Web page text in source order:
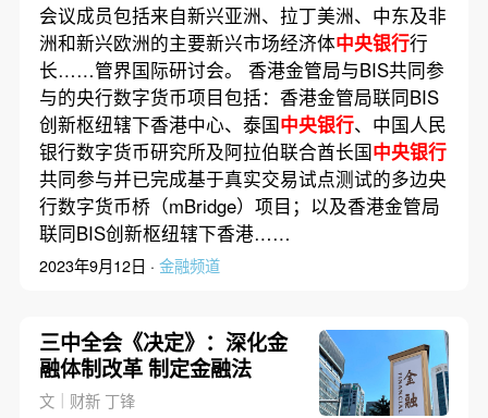
会议成员包括来自新兴亚洲、拉丁美洲、中东及非
洲和新兴欧洲的主要新兴市场经济体中央银行行
长……管界国际研讨会。 香港金管局与BIS共同参
与的央行数字货币项目包括：香港金管局联同BIS
创新枢纽辖下香港中心、泰国中央银行、中国人民
银行数字货币研究所及阿拉伯联合酋长国中央银行
共同参与并已完成基于真实交易试点测试的多边央
行数字货币桥（mBridge）项目；以及香港金管局
联同BIS创新枢纽辖下香港……
2023年9月12日 · 金融频道
三中全会《决定》：深化金
融体制改革 制定金融法
文｜财新 丁锋